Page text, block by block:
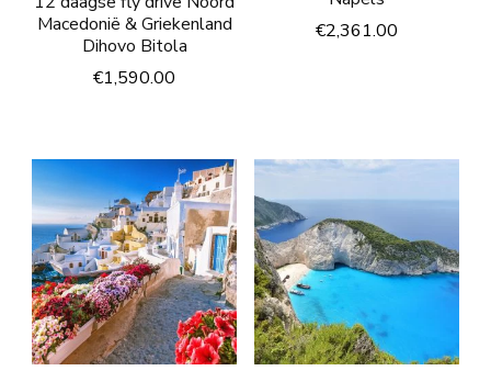
Macedonië & Griekenland
Dihovo Bitola
€1,590.00
€2,361.00